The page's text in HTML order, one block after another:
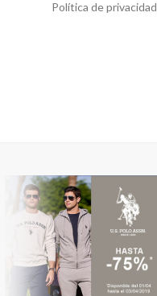
Política de privacidad